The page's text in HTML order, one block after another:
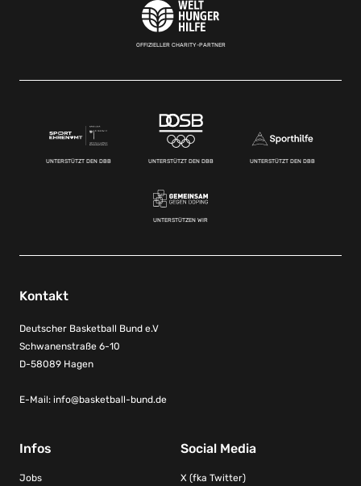
OFFIZIELLER CHARITY-PARTNER
UNTERSTÜTZT DEN DBB UNTERSTÜTZT DEN DBB UNTERSTÜTZT DEN DBB
UNTERSTÜTZEN WIR
Kontakt
Deutscher Basketball Bund e.V
Schwanenstraße 6-10
D-58089 Hagen
E-Mail: info@basketball-bund.de
Infos
Jobs
Social Media
X (fka Twitter)